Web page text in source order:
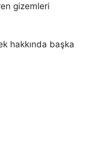
gizemleri
hakkında başka